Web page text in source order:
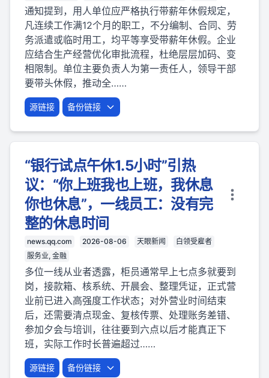
通知提到，用人单位应严格执行带薪年休假规定，
凡连续工作满12个月的职工，不分编制、合同、劳
务派遣或临时用工，均平等享受带薪年休假。企业
应结合生产经营优化审批流程，杜绝层层加码、变
相限制。单位主要负责人为第一责任人，领导干部
要带头休假，推动全……
源链接 备份链接
“银行试点午休1.5小时”引热
议：“你上班我也上班，我休息
你也休息”，一线员工：没有完
整的休息时间
news.qq.com 2026-08-06 天眼新闻
白领受雇者
服务业, 金融
多位一线从业者透露，柜员通常早上七点多就要到
岗，接款箱、核系统、开晨会、整理凭证，正式营
业前已进入高强度工作状态；对外营业时间结束
后，还需要清点现金、复核传票、处理账务差错、
参加夕会与培训，往往要到六点以后才能真正下
班，实际工作时长普遍超过……
源链接 备份链接